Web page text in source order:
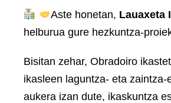
Aste honetan, Lauaxeta
helburua gure hezkuntza-
Bisitan zehar, Obradoiro
ikasleen laguntza- eta
aukera izan dute, ikaskuntza